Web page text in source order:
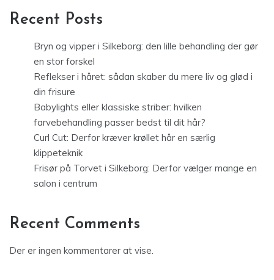
Recent Posts
Bryn og vipper i Silkeborg: den lille behandling der gør
en stor forskel
Reflekser i håret: sådan skaber du mere liv og glød i
din frisure
Babylights eller klassiske striber: hvilken
farvebehandling passer bedst til dit hår?
Curl Cut: Derfor kræver krøllet hår en særlig
klippeteknik
Frisør på Torvet i Silkeborg: Derfor vælger mange en
salon i centrum
Recent Comments
Der er ingen kommentarer at vise.